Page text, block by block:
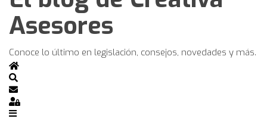
Asesores
Conoce lo último en legislación, consejos, novedades y más.
Home
Search
Subscribe to blog
Sign In